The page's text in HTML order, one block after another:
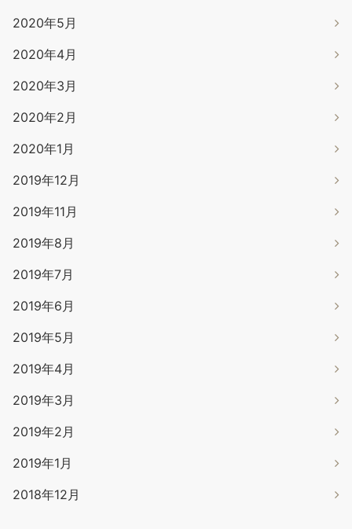
2020年5月
2020年4月
2020年3月
2020年2月
2020年1月
2019年12月
2019年11月
2019年8月
2019年7月
2019年6月
2019年5月
2019年4月
2019年3月
2019年2月
2019年1月
2018年12月